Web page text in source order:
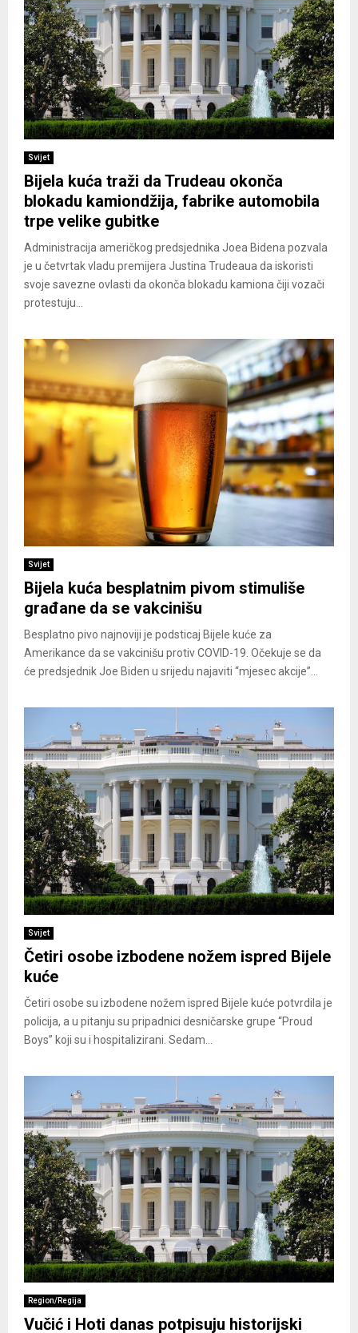
Svijet
Bijela kuća traži da Trudeau okonča
blokadu kamiondžija, fabrike automobila
trpe velike gubitke
Administracija američkog predsjednika Joea Bidena pozvala
je u četvrtak vladu premijera Justina Trudeaua da iskoristi
svoje savezne ovlasti da okonča blokadu kamiona čiji vozači
protestuju...
Svijet
Bijela kuća besplatnim pivom stimuliše
građane da se vakcinišu
Besplatno pivo najnoviji je podsticaj Bijele kuće za
Amerikance da se vakcinišu protiv COVID-19. Očekuje se da
će predsjednik Joe Biden u srijedu najaviti “mjesec akcije”...
Svijet
Četiri osobe izbodene nožem ispred Bijele
kuće
Četiri osobe su izbodene nožem ispred Bijele kuće potvrdila je
policija, a u pitanju su pripadnici desničarske grupe “Proud
Boys” koji su i hospitalizirani. Sedam...
Region/Regija
Vučić i Hoti danas potpisuju historijski